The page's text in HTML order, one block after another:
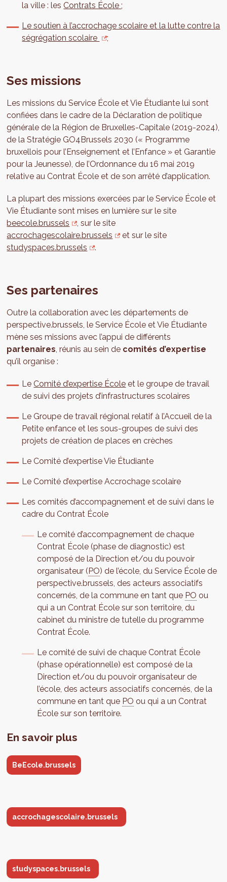
la ville : lesContrats École;
Le soutien à l’accrochage scolaire et la lutte contre la
ségrégation scolaire
;
Ses missions
Les missions du Service École et Vie Étudiante lui sont
confiées dans le cadre de la Déclaration de politique
générale de la Région de Bruxelles-Capitale (2019-2024),
de la Stratégie GO4Brussels 2030 (« Programme
bruxellois pour l’Enseignement et l’Enfance » et Garantie
pour la Jeunesse), de l’Ordonnance du 16 mai 2019
relative au Contrat École et de son arrêté d’application.
La plupart des missions exercées par le Service École et
Vie Étudiante sont mises en lumière sur le site
beecole.brussels
, sur le site
accrochagescolaire.brussels
et sur le site
studyspaces.brussels
.
Ses partenaires
Outre la collaboration avec les départements de
perspective.brussels, le Service École et Vie Étudiante
mène ses missions avec l’appui de différents
partenaires, réunis au sein de comités d’expertise
qu’il organise :
LeComité d’expertise École et le groupe de travail
de suivi des projets d’infrastructures scolaires
Le Groupe de travail régional relatif à l’Accueil de la
Petite enfance et les sous-groupes de suivi des
projets de création de places en crèches
Le Comité d’expertise Vie Étudiante
Le Comité d’expertise Accrochage scolaire
Les comités d’accompagnement et de suivi dans le
cadre du Contrat École
Le comité d’accompagnement de chaque
Contrat École (phase de diagnostic) est
composé de la Direction et/ou du pouvoir
organisateur (PO) de l’école, du Service École de
perspective.brussels, des acteurs associatifs
concernés, de la commune en tant que PO ou
qui a un Contrat École sur son territoire, du
cabinet du ministre de tutelle du programme
Contrat École.
Le comité de suivi de chaque Contrat École
(phase opérationnelle) est composé de la
Direction et/ou du pouvoir organisateur de
l’école, des acteurs associatifs concernés, de la
commune en tant que PO ou qui a un Contrat
École sur son territoire.
En savoir plus
BeEcole.brussels
accrochagescolaire.brussels
studyspaces.brussels